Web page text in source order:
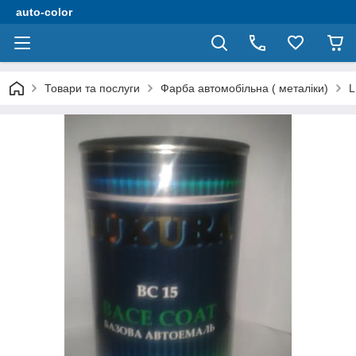
auto-color
Товари та послуги Фарба автомобільна ( металіки)